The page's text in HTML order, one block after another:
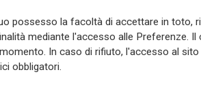
possesso la facoltà di accettare in toto,
mediante l'accesso alle Preferenze.
In caso di rifiuto, l'accesso al
obbligatori.